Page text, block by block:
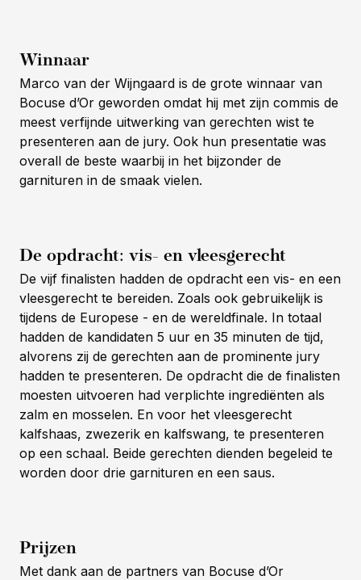
Winnaar
Marco van der Wijngaard is de grote winnaar van
Bocuse d’Or geworden omdat hij met zijn commis de
meest verfijnde uitwerking van gerechten wist te
presenteren aan de jury. Ook hun presentatie was
overall de beste waarbij in het bijzonder de
garnituren in de smaak vielen.
De opdracht: vis- en vleesgerecht
De vijf finalisten hadden de opdracht een vis- en een
vleesgerecht te bereiden. Zoals ook gebruikelijk is
tijdens de Europese - en de wereldfinale. In totaal
hadden de kandidaten 5 uur en 35 minuten de tijd,
alvorens zij de gerechten aan de prominente jury
hadden te presenteren. De opdracht die de finalisten
moesten uitvoeren had verplichte ingrediënten als
zalm en mosselen. En voor het vleesgerecht
kalfshaas, zwezerik en kalfswang, te presenteren
op een schaal. Beide gerechten dienden begeleid te
worden door drie garnituren en een saus.
Prijzen
Met dank aan de partners van Bocuse d’Or